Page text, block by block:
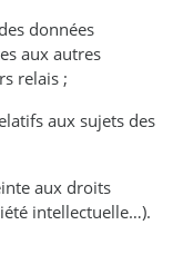
données
aux autres
relais ;
aux sujets des
aux droits
intellectuelle…).